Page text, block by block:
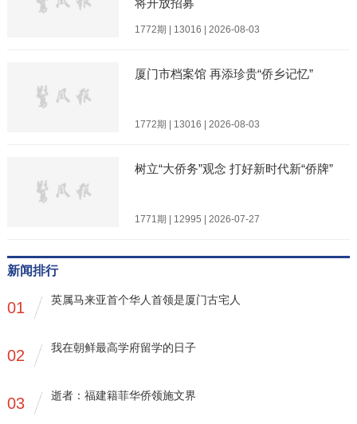
1772期 | 13016 | 2026-08-03
厦门市档案馆 再添珍贵“侨乡记忆”
1772期 | 13016 | 2026-08-03
树立“大侨务”观念 打好新时代新“侨牌”
1771期 | 12995 | 2026-07-27
新闻排行
01 英属马来亚首个华人首领是厦门古宅人
02 我在朝鲜最高学府留学的日子
03 逝者：福建籍菲华侨领施文界